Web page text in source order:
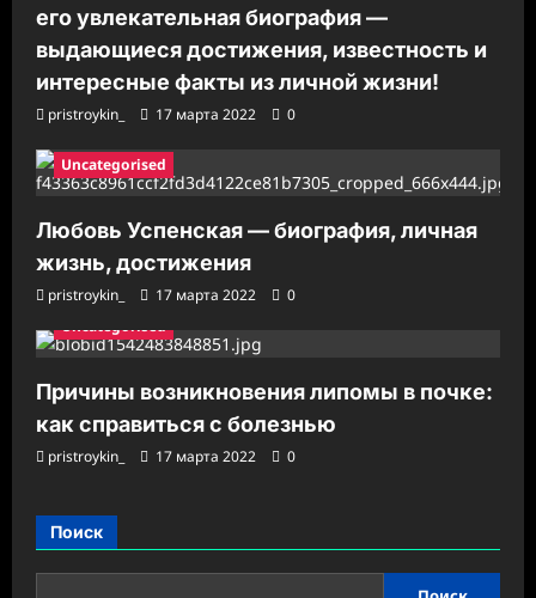
его увлекательная биография —
выдающиеся достижения, известность и
интересные факты из личной жизни!
pristroykin_ 17 марта 2022 0
Uncategorised
Любовь Успенская — биография, личная
жизнь, достижения
pristroykin_ 17 марта 2022
0
Uncategorised
Причины возникновения липомы в почке:
как справиться с болезнью
pristroykin_ 17 марта 2022 0
Поиск